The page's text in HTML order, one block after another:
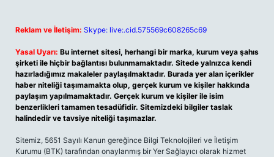
Reklam ve İletişim: Skype: live:.cid.575569c608265c69
Yasal Uyarı: Bu internet sitesi, herhangi bir marka, kurum veya şahıs
şirketi ile hiçbir bağlantısı bulunmamaktadır. Sitede yalnızca kendi
hazırladığımız makaleler paylaşılmaktadır. Burada yer alan içerikler
haber niteliği taşımamakta olup, gerçek kurum ve kişiler hakkında
paylaşım yapılmamaktadır. Gerçek kurum ve kişiler ile isim
benzerlikleri tamamen tesadüfidir. Sitemizdeki bilgiler taslak
halindedir ve tavsiye niteliği taşımazlar.
Sitemiz, 5651 Sayılı Kanun gereğince Bilgi Teknolojileri ve İletişim
Kurumu (BTK) tarafından onaylanmış bir Yer Sağlayıcı olarak hizmet